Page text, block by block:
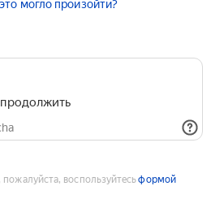
могло произойти?
воспользуйтесьформой